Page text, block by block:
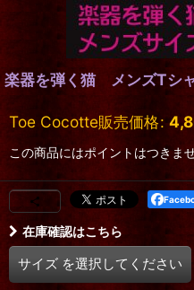
楽器を弾く猫 メンズTシ
Toe Cocotte販売価格:
この商品にはポイントはつきませ
在庫確認はこちら
サイズ を選択してください